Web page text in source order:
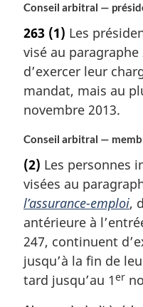
Conseil arbitral —
263 (1) Les
visé au
d’exercer leur
mandat, mais au
novembre 2013.
Conseil arbitral —
(2) Les personnes
visées au
l’assurance-emploi,
antérieure à
247, continuent
jusqu’à la fin de
tard jusqu’au 1er